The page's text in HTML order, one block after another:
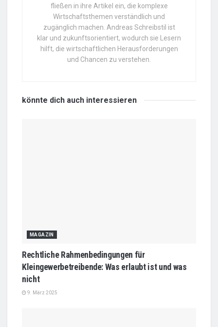
fließen in ihre Artikel ein, die komplexe
Wirtschaftsthemen verständlich und
zugänglich machen. Andreas Schreibstil ist
klar und zukunftsorientiert, wodurch sie Lesern
hilft, die wirtschaftlichen Herausforderungen
und Chancen zu verstehen.
könnte dich auch interessieren
MAGAZIN
Rechtliche Rahmenbedingungen für
Kleingewerbetreibende: Was erlaubt ist und was
nicht
9. März 2025